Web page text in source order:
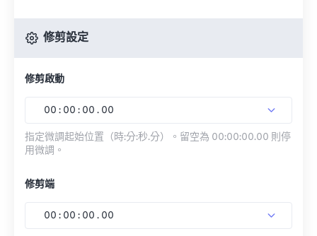
修剪設定
修剪啟動
00 : 00 : 00 . 00
指定微調起始位置（時:分:秒.分）。留空為 00:00:00.00 則停
用微調。
修剪端
00 : 00 : 00 . 00